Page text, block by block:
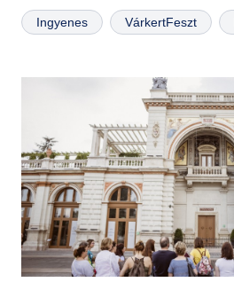
Galéria
Házirend
Hírlevél feliratkozás
Infopont, jegypénztár
Ingyenes VárkertFeszt